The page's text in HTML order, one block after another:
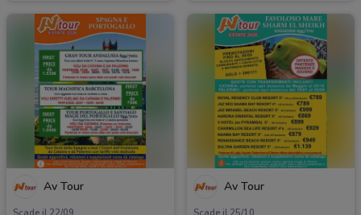
Av Tour Av Tour